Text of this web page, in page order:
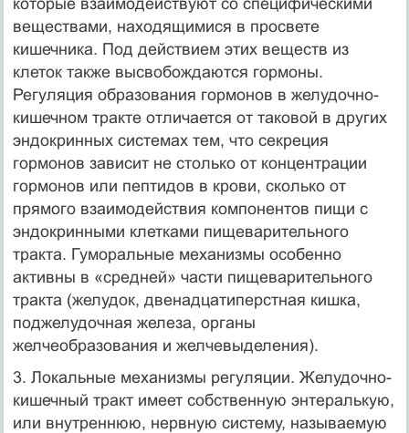
веществами, находящимися в просвете
кишечника. Под действием этих веществ из
клеток также высвобождаются гормоны.
Регуляция образования гормонов в желудочно-
кишечном тракте отличается от таковой в других
эндокринных системах тем, что секреция
гормонов зависит не столько от концентрации
гормонов или пептидов в крови, сколько от
прямого взаимодействия компонентов пищи с
эндокринными клетками пищеварительного
тракта. Гуморальные механизмы особенно
активны в «средней» части пищеварительного
тракта (желудок, двенадцатиперстная кишка,
поджелудочная железа, органы
желчеобразования и желчевыделения).
3. Локальные механизмы регуляции. Желудочно-
кишечный тракт имеет собственную энтералькую,
или внутреннюю, нервную систему, называемую